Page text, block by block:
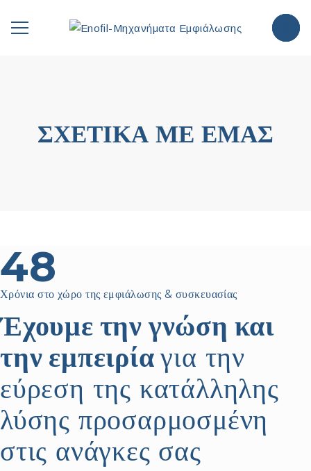
ΣΧΕΤΙΚΑ ΜΕ ΕΜΑΣ
48
Χρόνια στο χώρο της εμφιάλωσης & συσκευασίας
Έχουμε την γνώση και
την εμπειρίαγια την
εύρεση της κατάλληλης
λύσης προσαρμοσμένη
στις ανάγκες σας